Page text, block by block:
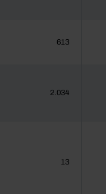
613
2.034
13